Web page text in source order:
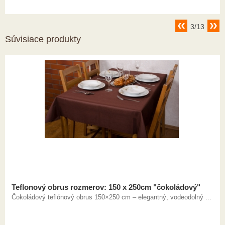
3/13
Súvisiace produkty
Teflonový obrus rozmerov: 150 x 250cm "čokoládový"
Čokoládový teflónový obrus 150×250 cm – elegantný, vodeodolný ...